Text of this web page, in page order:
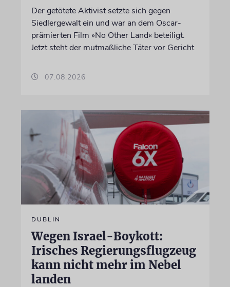
Der getötete Aktivist setzte sich gegen
Siedlergewalt ein und war an dem Oscar-
prämierten Film »No Other Land« beteiligt.
Jetzt steht der mutmaßliche Täter vor Gericht
07.08.2026
DUBLIN
Wegen Israel-Boykott:
Irisches Regierungsflugzeug
kann nicht mehr im Nebel
landen